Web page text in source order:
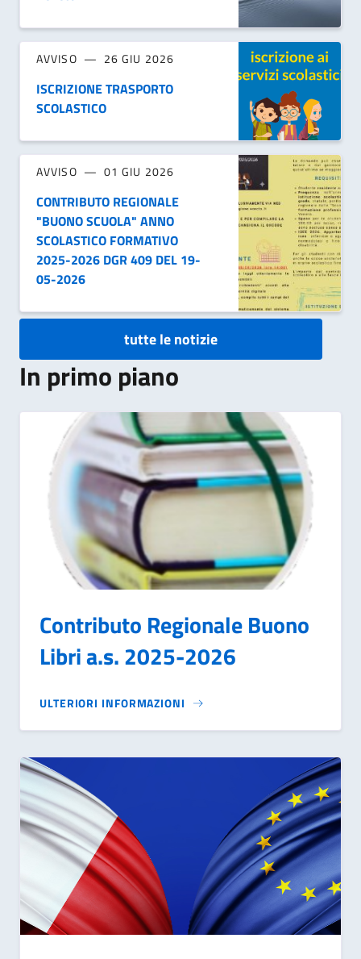
AVVISO 26 GIU 2026
ISCRIZIONE TRASPORTO
SCOLASTICO
AVVISO 01 GIU 2026
CONTRIBUTO REGIONALE
"BUONO SCUOLA" ANNO
SCOLASTICO FORMATIVO
2025-2026 DGR 409 DEL 19-
05-2026
tutte le notizie
In primo piano
Contributo Regionale Buono
Libri a.s. 2025-2026
ULTERIORI INFORMAZIONI